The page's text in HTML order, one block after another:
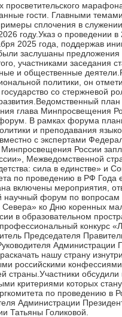
просветительского
гости. Главными
сплочения в
году.Указ о проведении
2025 года, поддержав
заслушаны предложения
участниками заседания
и общественные
политики, он
со стержневой
глава Минпросвещения
В рамках форума
и преподавания
с экспертами
Минпросвещения России
Межведомственной
сила в единстве»
по проведению в РФ Года
включены мероприятия,
форум по вопросам
ко Дню коренных
в образовательном
конкурс
Председателя
Администрации
нашу страну
российскими
критериями которых
по проведению в
Администрации
Татьяны Голиковой.